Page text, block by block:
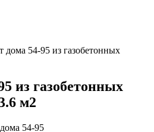
дома 54-95 из газобетонных
из газобетонных
м2